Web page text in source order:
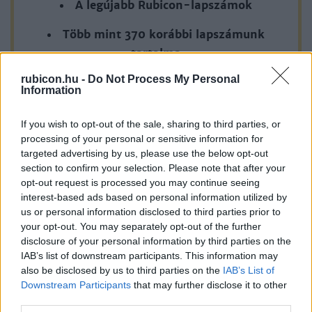
rubicon.hu - Do Not Process My Personal
Information
If you wish to opt-out of the sale, sharing to third parties, or
processing of your personal or sensitive information for
targeted advertising by us, please use the below opt-out
section to confirm your selection. Please note that after your
opt-out request is processed you may continue seeing
interest-based ads based on personal information utilized by
us or personal information disclosed to third parties prior to
your opt-out. You may separately opt-out of the further
disclosure of your personal information by third parties on the
IAB’s list of downstream participants. This information may
also be disclosed by us to third parties on the IAB’s List of
Downstream Participants that may further disclose it to other
A legújabb Rubicon-lapszámok
Több mint 370 korábbi lapszámunk
tartalma
Rubicon Online rovatok cikkei
Kedvenc cikkek elmentése, könyvjelzők
Az első hónap csak 200 Ft-ba kerül. Próbálja
ki!
KIPRÓBÁLOM 200 FT-ÉRT
Már előfizetőnk?Ha már regisztrált a Rubicon
Online-on, kattintson ide:BELÉPÉS.Ha még nem
rendelkezik felhasználói fiókkal, kattintson ide: